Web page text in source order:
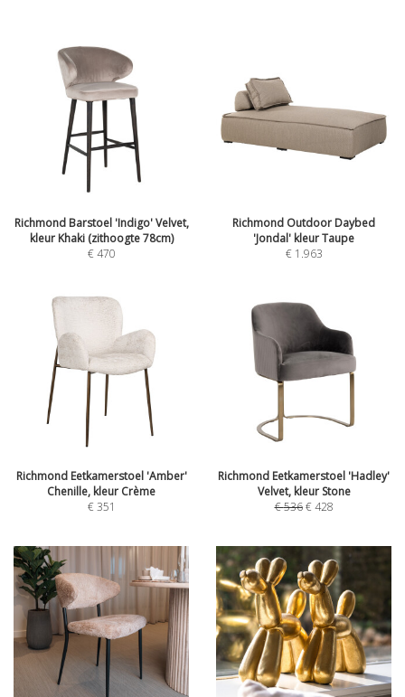
Richmond Barstoel 'Indigo' Velvet,
kleur Khaki (zithoogte 78cm)
€470
Richmond Outdoor Daybed
'Jondal' kleur Taupe
€ 1.963
Richmond Eetkamerstoel 'Amber'
Chenille, kleur Crème
€351
Richmond Eetkamerstoel 'Hadley'
Velvet, kleur Stone
€536 €428